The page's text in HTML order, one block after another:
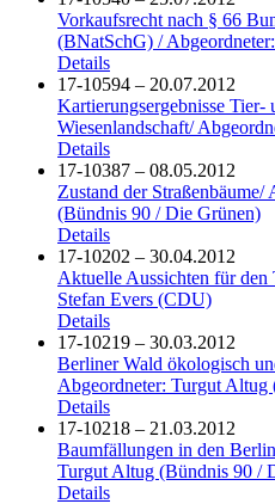
Vorkaufsrecht nach § 66
(BNatSchG) /
Details
17-10594 – 20.07.2012
Kartierungsergebnisse
Wiesenlandschaft/
Details
17-10387 – 08.05.2012
Zustand der
(Bündnis 90 / Die Grünen)
Details
17-10202 – 30.04.2012
Aktuelle Aussichten für den
Stefan Evers (CDU)
Details
17-10219 – 30.03.2012
Berliner Wald ökologisch
Abgeordneter: Turgut
Details
17-10218 – 21.03.2012
Baumfällungen in den
Turgut Altug (Bündnis 90 /
Details